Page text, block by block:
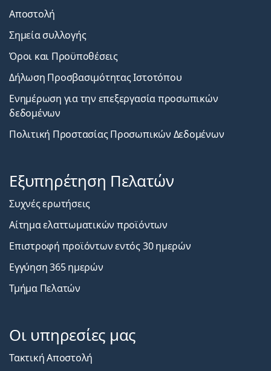
Αποστολή
Σημεία συλλογής
Όροι και Προϋποθέσεις
Δήλωση Προσβασιμότητας Ιστοτόπου
Ενημέρωση για την επεξεργασία προσωπικών
δεδομένων
Πολιτική Προστασίας Προσωπικών Δεδομένων
Εξυπηρέτηση Πελατών
Συχνές ερωτήσεις
Αίτημα ελαττωματικών προϊόντων
Επιστροφή προϊόντων εντός 30 ημερών
Εγγύηση 365 ημερών
Τμήμα Πελατών
Οι υπηρεσίες μας
Τακτική Αποστολή